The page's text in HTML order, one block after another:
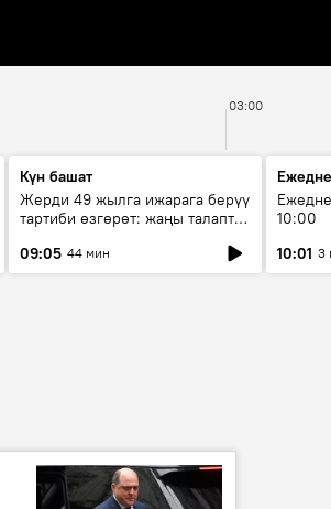
03:00
Күн башат
Жерди 49 жылга ижарага берүү
тартиби өзгөрөт: жаңы талаптар
09:05 44 мин
10:00
10:01 3